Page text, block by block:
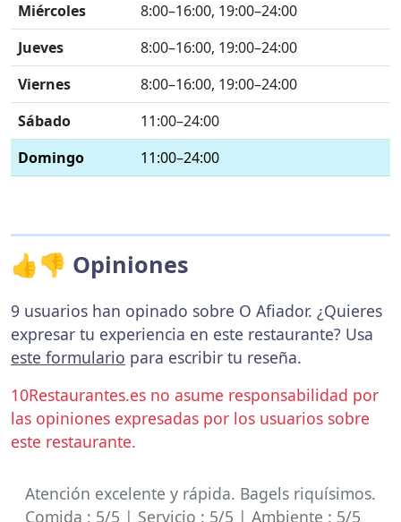
Miércoles
8:00–16:00, 19:00–24:00
Jueves
8:00–16:00, 19:00–24:00
Viernes
8:00–16:00, 19:00–24:00
Sábado
11:00–24:00
Domingo
11:00–24:00
👍👎 Opiniones
9 usuarios han opinado sobre O Afiador. ¿Quieres
expresar tu experiencia en este restaurante? Usa
este formulario para escribir tu reseña.
10Restaurantes.es no asume responsabilidad por
las opiniones expresadas por los usuarios sobre
este restaurante.
Atención excelente y rápida. Bagels riquísimos.
Comida : 5/5 | Servicio : 5/5 | Ambiente : 5/5